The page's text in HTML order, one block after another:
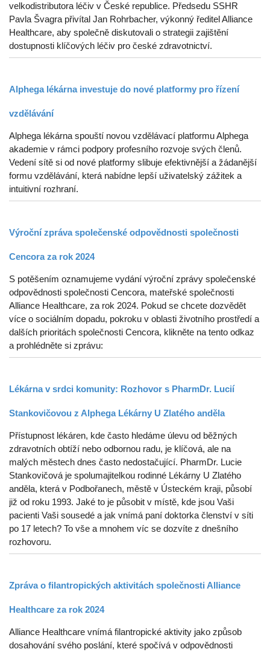
velkodistributora léčiv v České republice. Předsedu SSHR
Pavla Švagra přivítal Jan Rohrbacher, výkonný ředitel Alliance
Healthcare, aby společně diskutovali o strategii zajištění
dostupnosti klíčových léčiv pro české zdravotnictví.
Alphega lékárna investuje do nové platformy pro řízení
vzdělávání
Alphega lékárna spouští novou vzdělávací platformu Alphega
akademie v rámci podpory profesního rozvoje svých členů.
Vedení sítě si od nové platformy slibuje efektivnější a žádanější
formu vzdělávání, která nabídne lepší uživatelský zážitek a
intuitivní rozhraní.
Výroční zpráva společenské odpovědnosti společnosti
Cencora za rok 2024
S potěšením oznamujeme vydání výroční zprávy společenské
odpovědnosti společnosti Cencora, mateřské společnosti
Alliance Healthcare, za rok 2024. Pokud se chcete dozvědět
více o sociálním dopadu, pokroku v oblasti životního prostředí a
dalších prioritách společnosti Cencora, klikněte na tento odkaz
a prohlédněte si zprávu:
Lékárna v srdci komunity: Rozhovor s PharmDr. Lucií
Stankovičovou z Alphega Lékárny U Zlatého anděla
Přístupnost lékáren, kde často hledáme úlevu od běžných
zdravotních obtíží nebo odbornou radu, je klíčová, ale na
malých městech dnes často nedostačující. PharmDr. Lucie
Stankovičová je spolumajitelkou rodinné Lékárny U Zlatého
anděla, která v Podbořanech, městě v Ústeckém kraji, působí
již od roku 1993. Jaké to je působit v místě, kde jsou Vaši
pacienti Vaši sousedé a jak vnímá paní doktorka členství v síti
po 17 letech? To vše a mnohem víc se dozvíte z dnešního
rozhovoru.
Zpráva o filantropických aktivitách společnosti Alliance
Healthcare za rok 2024
Alliance Healthcare vnímá filantropické aktivity jako způsob
dosahování svého poslání, které spočívá v odpovědnosti